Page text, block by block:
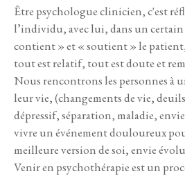
Être psychologue clinicien, c'est
l’individu, avec lui, dans un
contient » et « soutient » le
tout est relatif, tout est doute et
Nous rencontrons les personnes à
leur vie, (changements de vie,
dépressif, séparation, maladie,
vivre un événement douloureux
meilleure version de soi, envie
Venir en psychothérapie est un